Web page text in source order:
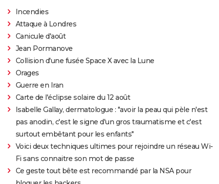
Incendies
Attaque à Londres
Canicule d'août
Jean Pormanove
Collision d'une fusée Space X avec la Lune
Orages
Guerre en Iran
Carte de l'éclipse solaire du 12 août
Isabelle Gallay, dermatologue : "avoir la peau qui pèle n'est
pas anodin, c'est le signe d'un gros traumatisme et c'est
surtout embêtant pour les enfants"
Voici deux techniques ultimes pour rejoindre un réseau Wi-
Fi sans connaitre son mot de passe
Ce geste tout bête est recommandé par la NSA pour